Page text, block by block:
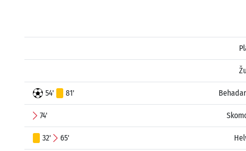
54' 81'
74'
32' 65'